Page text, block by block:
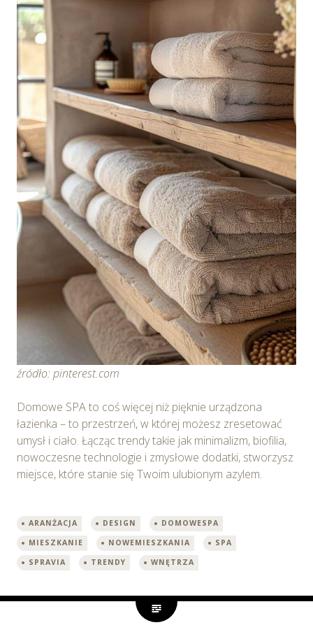
Ciebie celach poprzez wybranie opcji „Dostosuj
wybory”.
źródło: pinterest.com
Domowe SPA to coś więcej niż pięknie urządzona
łazienka – to przestrzeń, w której możesz zresetować
umysł i ciało. Łącząc trendy takie jak minimalizm, biofilia,
nowoczesne technologie i zmysłowe dodatki, stworzysz
miejsce, które stanie się Twoim ulubionym azylem.
ARANŻACJA DESIGN
DOMOWESPA
MIESZKANIE
NOWEMIESZKANIA
SPA
SPRAVIA
TRENDY WNĘTRZA